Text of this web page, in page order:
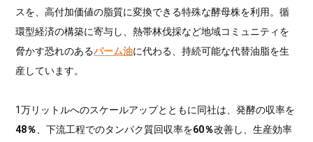
スを、高付加価値の脂質に変換できる特殊な酵母株を利用。循
環型経済の構築に寄与し、熱帯林伐採など地域コミュニティを
脅かす恐れのあるパーム油に代わる、持続可能な代替油脂を生
産しています。
1万リットルへのスケールアップとともに同社は、発酵の収率を
48％ 、下流工程でのタンパク質回収率を60％改善し、生産効率